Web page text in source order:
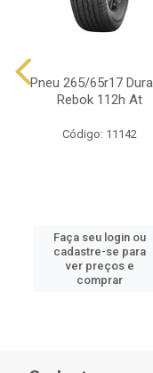
Pneu 265/65r17
Rebok 112h At
Código: 11142
Faça seu login ou
cadastre-se para
ver preços e
comprar